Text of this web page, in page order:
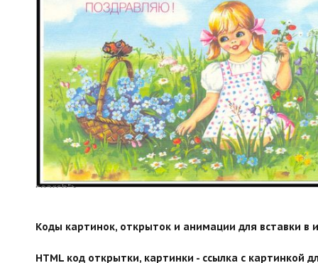
search">
Коды картинок, открыток и анимации для вставки в
HTML код открытки, картинки - ссылка с картинкой